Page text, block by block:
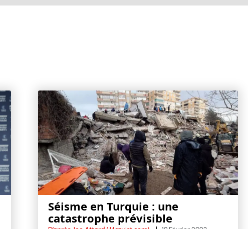
Séisme en Turquie : une
catastrophe prévisible